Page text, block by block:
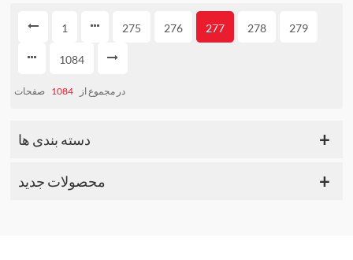
1 275 276 277 278 279
1084
در مجموع از 1084 صفحات
دسته بندی ها
محصولات جدید